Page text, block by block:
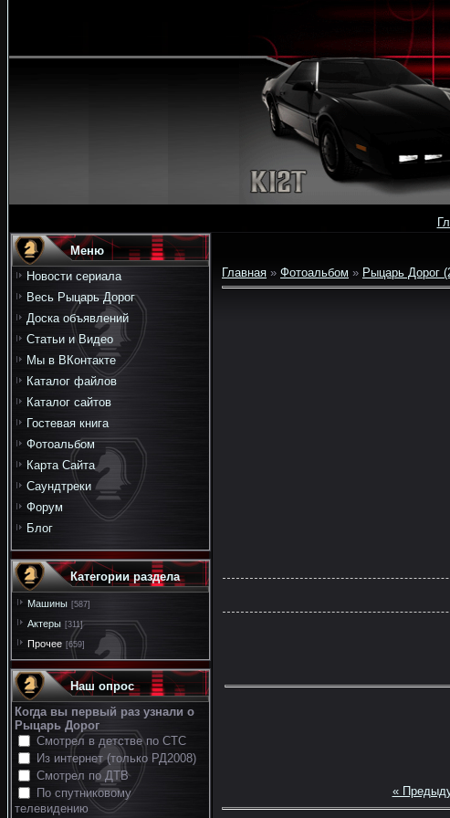
Меню
Новости сериала
Весь Рыцарь Дорог
Доска объявлений
Статьи и Видео
Мы в ВКонтакте
Каталог файлов
Каталог сайтов
Гостевая книга
Фотоальбом
Карта Сайта
Саундтреки
Форум
Блог
Категории раздела
Машины [587]
Актеры [311]
Прочее [659]
Наш опрос
Когда вы первый раз узнали о
Рыцарь Дорог
Смотрел в детстве по СТС
Из интернет (только РД2008)
Смотрел по ДТВ
По спутниковому
телевидению
Главная » Фотоальбом » Рыцарь Дорог
«